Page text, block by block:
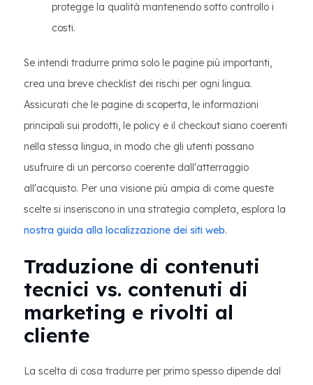
protegge la qualità mantenendo sotto controllo i
costi.
Se intendi tradurre prima solo le pagine più importanti,
crea una breve checklist dei rischi per ogni lingua.
Assicurati che le pagine di scoperta, le informazioni
principali sui prodotti, le policy e il checkout siano coerenti
nella stessa lingua, in modo che gli utenti possano
usufruire di un percorso coerente dall'atterraggio
all'acquisto. Per una visione più ampia di come queste
scelte si inseriscono in una strategia completa, esplora la
nostra guida alla localizzazione dei siti web.
Traduzione di contenuti
tecnici vs. contenuti di
marketing e rivolti al
cliente
La scelta di cosa tradurre per primo spesso dipende dal